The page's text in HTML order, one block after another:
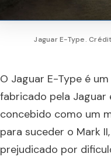
Jaguar E-Type.
O Jaguar E-Type é um
fabricado pela Jaguar
concebido como um
para suceder o Mark
prejudicado por